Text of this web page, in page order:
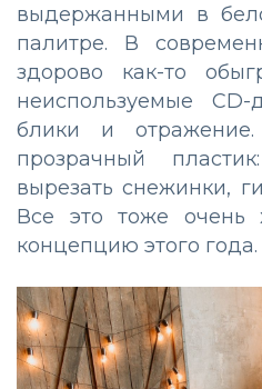
выдержанными в
палитре. В
здорово как-то
неиспользуемые
блики и отражение.
прозрачный
вырезать снежинки,
Все это тоже очень
концепцию этого года.